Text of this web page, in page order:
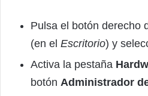
Pulsa el botón derecho
(en el Escritorio) y
Activa la pestaña
botón Administrador